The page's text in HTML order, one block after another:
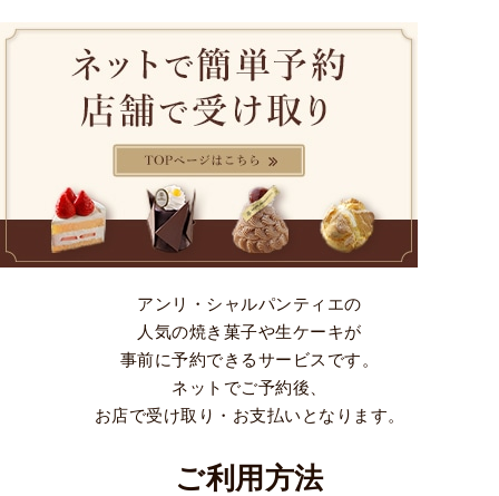
アンリ・シャルパンティエの
人気の焼き菓子や生ケーキが
事前に予約できるサービスです。
ネットでご予約後、
お店で受け取り・お支払いとなります。
ご利用方法